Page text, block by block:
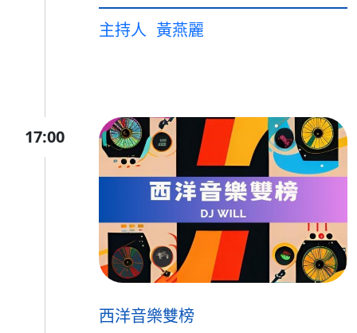
主持人 黃燕麗
17:00
西洋音樂雙榜